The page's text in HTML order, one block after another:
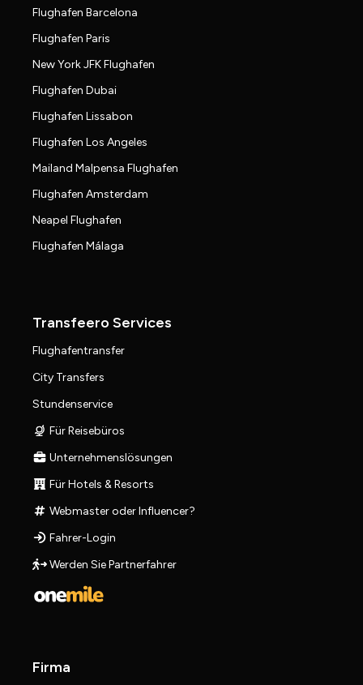
Flughafen Barcelona
Flughafen Paris
New York JFK Flughafen
Flughafen Dubai
Flughafen Lissabon
Flughafen Los Angeles
Mailand Malpensa Flughafen
Flughafen Amsterdam
Neapel Flughafen
Flughafen Málaga
Transfeero Services
Flughafentransfer
City Transfers
Stundenservice
Für Reisebüros
Unternehmenslösungen
Für Hotels & Resorts
Webmaster oder Influencer?
Fahrer-Login
Werden Sie Partnerfahrer
Firma